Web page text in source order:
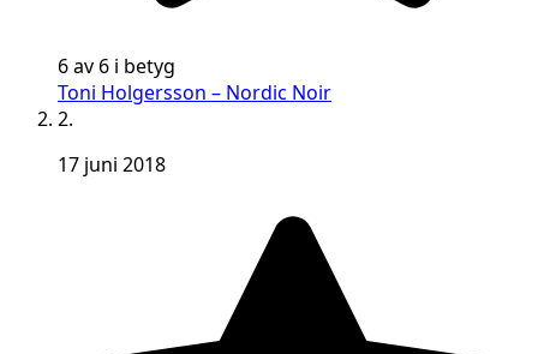
6 av 6 i betyg
Toni Holgersson – Nordic Noir
2.
17 juni 2018